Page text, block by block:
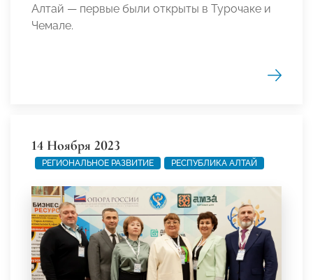
Алтай — первые были открыты в Турочаке и
Чемале.
14 Ноября 2023
РЕГИОНАЛЬНОЕ РАЗВИТИЕ РЕСПУБЛИКА АЛТАЙ